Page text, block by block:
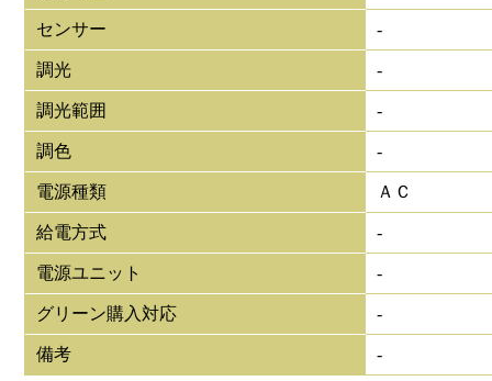
センサー -
調光 -
調光範囲 -
調色 -
電源種類 ＡＣ
給電方式 -
電源ユニット -
グリーン購入対応 -
備考 -